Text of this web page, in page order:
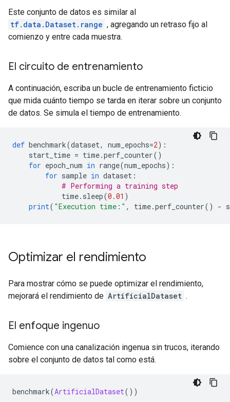
Este conjunto de datos es similar al
tf.data.Dataset.range , agregando un retraso fijo al
comienzo y entre cada muestra.
El circuito de entrenamiento
A continuación, escriba un bucle de entrenamiento ficticio
que mida cuánto tiempo se tarda en iterar sobre un conjunto
de datos. Se simula el tiempo de entrenamiento.
def benchmark(dataset, num_epochs=2):
start_time = time.perf_counter()
for epoch_num in range(num_epochs):
for sample in dataset :
# Performing a training step
time. sleep(0.01 )
print( "Execution time:" , time.perf_counter() -
Optimizar el rendimiento
Para mostrar cómo se puede optimizar el rendimiento,
mejorará el rendimiento de ArtificialDataset .
El enfoque ingenuo
Comience con una canalización ingenua sin trucos, iterando
sobre el conjunto de datos tal como está.
benchmark(ArtificialDataset())